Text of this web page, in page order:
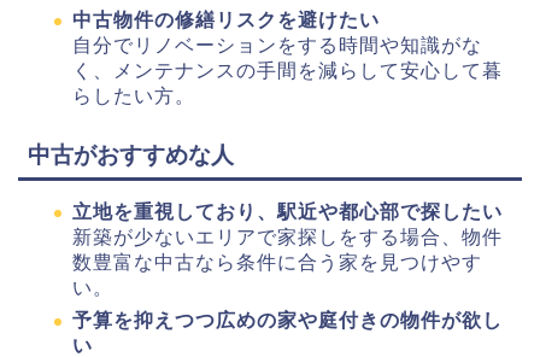
中古物件の修繕リスクを避けたい
自分でリノベーションをする時間や知識がな
く、メンテナンスの手間を減らして安心して暮
らしたい方。
中古がおすすめな人
立地を重視しており、駅近や都心部で探したい
新築が少ないエリアで家探しをする場合、物件
数豊富な中古なら条件に合う家を見つけやす
い。
予算を抑えつつ広めの家や庭付きの物件が欲し
い